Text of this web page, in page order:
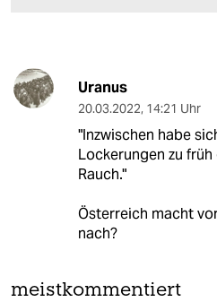
Uranus
20.03.2022, 14:21 Uhr
"Inzwischen habe
Lockerungen zu
Rauch."
Österreich macht
nach?
meistkommentiert